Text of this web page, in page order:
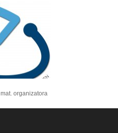
mat. organizatora